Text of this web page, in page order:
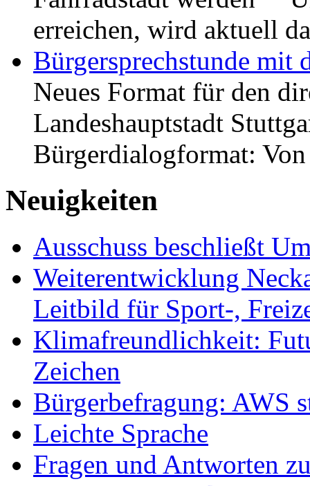
erreichen, wird aktuell
Bürgersprechstunde mit
Neues Format für den
Landeshauptstadt
Bürgerdialogformat:
Neuigkeiten
Ausschuss beschließt
Weiterentwicklung
Leitbild für Sport-,
Klimafreundlichkeit:
Zeichen
Bürgerbefragung: AWS
Leichte Sprache
Fragen und Antworten